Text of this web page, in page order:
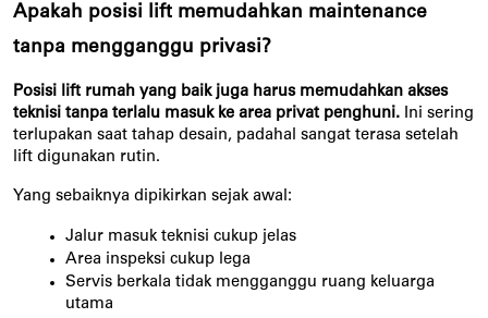
Apakah posisi lift memudahkan maintenance
tanpa mengganggu privasi?
Posisi lift rumah yang baik juga harus memudahkan akses
teknisi tanpa terlalu masuk ke area privat penghuni. Ini sering
terlupakan saat tahap desain, padahal sangat terasa setelah
lift digunakan rutin.
Yang sebaiknya dipikirkan sejak awal:
Jalur masuk teknisi cukup jelas
Area inspeksi cukup lega
Servis berkala tidak mengganggu ruang keluarga
utama